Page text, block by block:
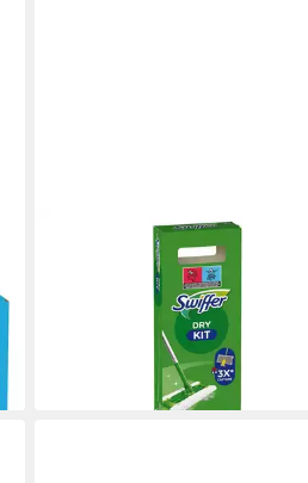
Wet + Dry Kit Reinigungstücher
(Bodenstab Starterset)
lieferbar - in 2-3 Werktagen bei dir